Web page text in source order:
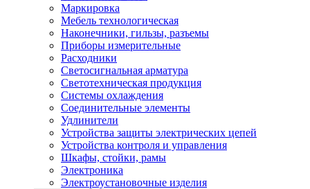
Маркировка
Мебель технологическая
Наконечники, гильзы, разъемы
Приборы измерительные
Расходники
Светосигнальная арматура
Светотехническая продукция
Системы охлаждения
Соединительные элементы
Удлинители
Устройства защиты электрических цепей
Устройства контроля и управления
Шкафы, стойки, рамы
Электроника
Электроустановочные изделия